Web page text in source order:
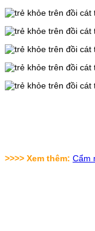
>>>> Xem thêm: Cẩm